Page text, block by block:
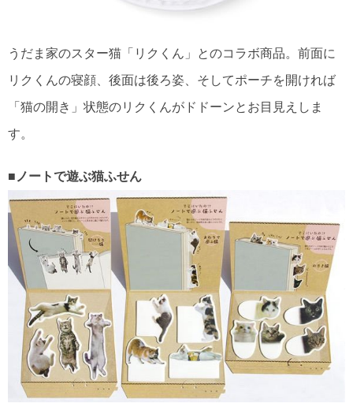
うだま家のスター猫「リクくん」とのコラボ商品。前面に
リクくんの寝顔、後面は後ろ姿、そしてポーチを開ければ
「猫の開き」状態のリクくんがドドーンとお目見えしま
す。
■ノートで遊ぶ猫ふせん